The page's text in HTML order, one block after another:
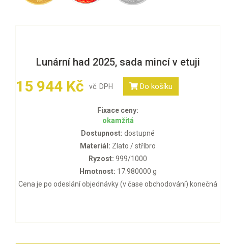
Lunární had 2025, sada mincí v etuji
15 944 Kč vč. DPH Do košíku
Fixace ceny:
okamžitá
Dostupnost: dostupné
Materiál: Zlato / stříbro
Ryzost: 999/1000
Hmotnost: 17.980000 g
Cena je po odeslání objednávky (v čase obchodování) konečná